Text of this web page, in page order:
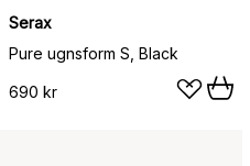
Serax
Pure ugnsform S, Black
690 kr